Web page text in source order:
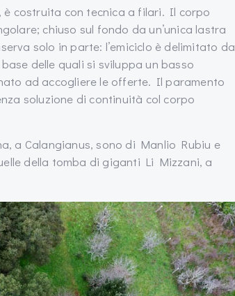
è costruita con tecnica a filari. Il corpo
chiuso sul fondo da un’unica lastra
solo in parte: l’emiciclo è delimitato da
delle quali si sviluppa un basso
ad accogliere le offerte. Il paramento
soluzione di continuità col corpo
a Calangianus, sono di Manlio Rubiu e
della tomba di giganti Li Mizzani, a